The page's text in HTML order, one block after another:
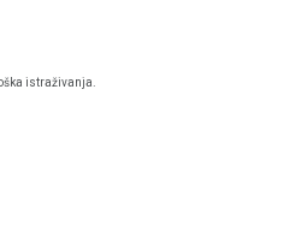
istraživanja.